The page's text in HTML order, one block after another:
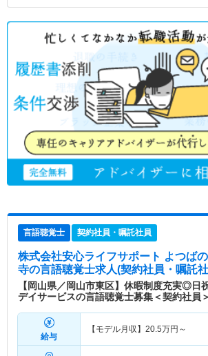
言語聴覚士 契約社員・嘱託社員
株式会社安心ライフサポート よつば
寺の言語聴覚士求人(契約社員・嘱託
【岡山県／岡山市東区】休暇制度充実◎日
デイサービスの言語聴覚士募集＜契約社員＞
給与
【モデル月収】 20.5万円～